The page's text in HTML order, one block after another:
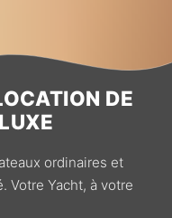
DE
ordinaires et
Votre Yacht, à votre